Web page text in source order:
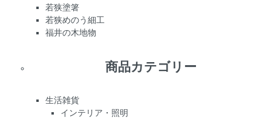
若狭塗箸
若狭めのう細工
福井の木地物
商品カテゴリー
生活雑貨
インテリア・照明